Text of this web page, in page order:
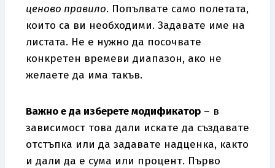
ценово правило. Попълвате само полетата,
които са ви необходими. Задавате име на
листата. Не е нужно да посочвате
конкретен времеви диапазон, ако не
желаете да има такъв.
Важно е да изберете модификатор – в
зависимост това дали искате да създавате
отстъпка или да задавате надценка, както
и дали да е сума или процент. Първо